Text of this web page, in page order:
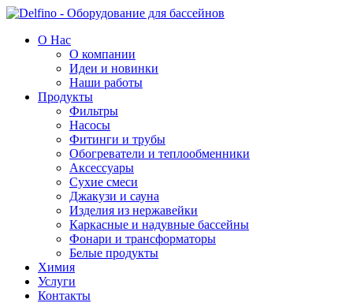
О Нас
О компании
Идеи и новинки
Наши работы
Продукты
Фильтры
Насосы
Фитинги и трубы
Обогреватели и теплообменники
Аксессуары
Сухие смеси
Джакузи и сауна
Изделия из нержавейки
Каркасные и надувные бассейны
Фонари и трансформаторы
Белые продукты
Химия
Услуги
Контакты